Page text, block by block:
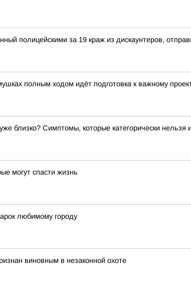
полицейскими за 19 краж из дискаунтеров,
полным ходом идёт подготовка к важному
близко? Симптомы, которые категорически нельзя
могут спасти жизнь
любимому городу
виновным в незаконной охоте